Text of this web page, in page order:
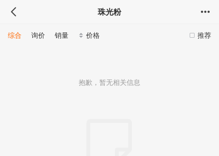
珠光粉
推荐
综合 询价 销量 价格
抱歉，暂无相关信息